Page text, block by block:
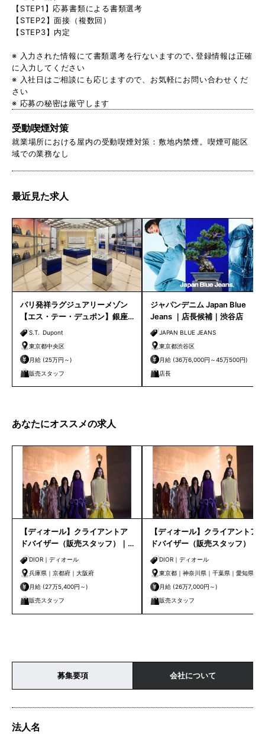
【STEP1】応募書類による書類選考
【STEP2】面接（複数回）
【STEP3】内定
※ 入力された情報にて書類選考を行ないますので､登録情報は正確
に入力してください
※ 入社日はご相談にも応じますので、お気軽にお問い合わせくだ
さい
※ 応募の秘密は厳守します
受動喫煙対策
就業場所における屋内の受動喫煙対策：敷地内禁煙。喫煙可能区
域での業務なし
最近見た求人
パリ発祥ラグジュアリーメゾン
【エス・テー・デュポン】銀座
路面店 販売スタッフ募集｜
S.T. Dupont
東京都中央区
月給 (25万円～)
販売スタッフ
ジャパンデニム Japan Blue
Jeans ｜店長候補｜渋谷店
JAPAN BLUE JEANS
東京都渋谷区
月給 (36万6,000円～45万500円)
店長
あなたにオススメの求人
【ディオール】クライアントア
ドバイザー（販売スタッフ）｜
大阪・京都・神戸
DIOR｜ディオール
兵庫県｜京都府｜大阪府
月給 (27万5,400円～)
販売スタッフ
【ディオール】クライアントア
ドバイザー（販売スタッフ）
DIOR｜ディオール
東京都｜神奈川県｜千葉県｜愛知県｜
大阪府｜京都府｜兵庫県｜福岡県｜沖
縄県｜北海道
月給 (26万7,000円～)
販売スタッフ
募集要項 会社について
法人名